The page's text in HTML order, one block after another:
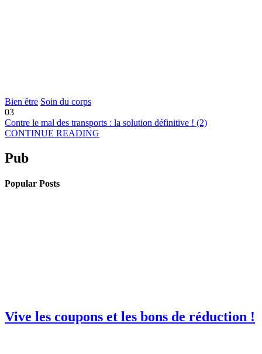
Bien être Soin du corps
03
Contre le mal des transports : la solution définitive ! (2)
CONTINUE READING
Pub
Popular Posts
Vive les coupons et les bons de réduction !